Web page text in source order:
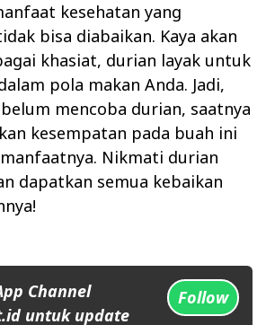
kesehatan yang
bisa diabaikan. Kaya akan
khasiat, durian layak untuk
pola makan Anda. Jadi,
mencoba durian, saatnya
kesempatan pada buah ini
Nikmati durian
dapatkan semua kebaikan
Channel
untuk update
Follow